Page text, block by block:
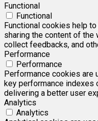
Functional
Functional
Functional cookies help
sharing the content of
collect feedbacks, and
Performance
Performance
Performance cookies are
key performance
delivering a better user
Analytics
Analytics